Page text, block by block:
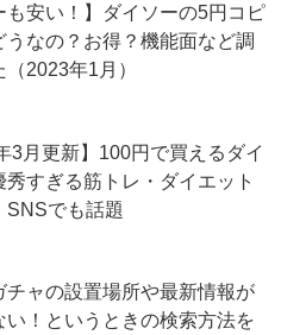
も安い！】ダイソーの5円コピ
うなの？お得？機能面など調
2023年1月）
3月更新】100円で買えるダイ
秀すぎる筋トレ・ダイエット
SNSでも話題
チャの設置場所や最新情報が
い！というときの検索方法を